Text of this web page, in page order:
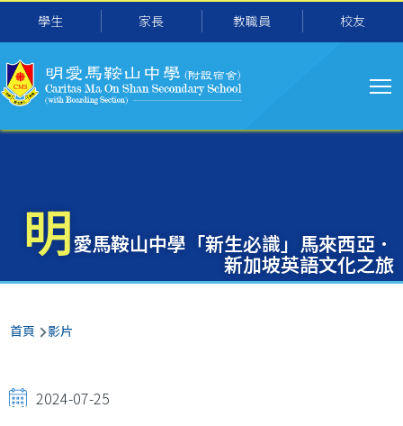
移至主內容
學生 家長 教職員 校友
导
航
明愛馬鞍山中學「新生必識」馬來西亞．
新加坡英語文化之旅
導
航
結
首頁 影片
2024-07-25